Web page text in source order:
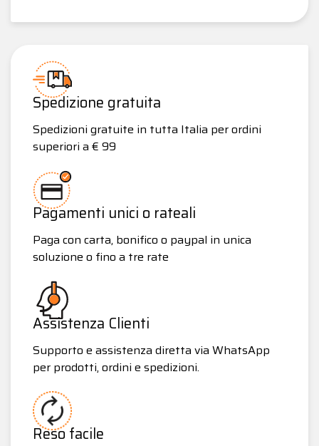
Spedizione gratuita
Spedizioni gratuite in tutta Italia per ordini
superiori a € 99
Pagamenti unici o rateali
Paga con carta, bonifico o paypal in unica
soluzione o fino a tre rate
Assistenza Clienti
Supporto e assistenza diretta via WhatsApp
per prodotti, ordini e spedizioni.
Reso facile